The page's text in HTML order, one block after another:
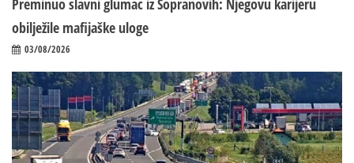
obilježile mafijaške uloge
03/08/2026